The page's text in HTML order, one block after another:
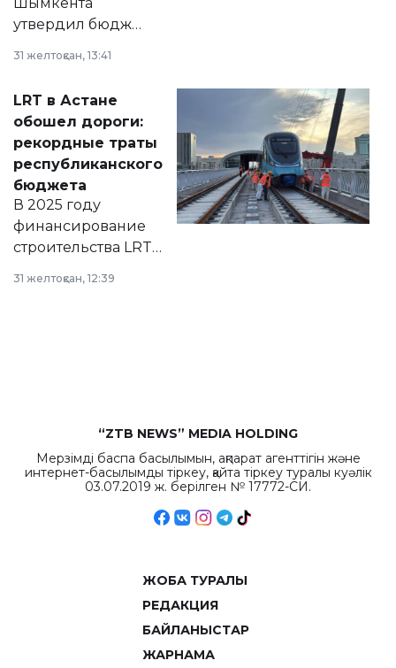
утвердил бюджет
2028 годы.
документ
появился в базе
нормативных
правовых актов и
на сайте маслихат
города.
31 желтоқсан, 13:41
LRT в Астане
обошел дороги:
рекордные траты
республиканского
бюджета
В 2025 году
финансирование
строительства LRT
республиканского
31 желтоқсан, 12:39
“ZTB NEWS” MEDIA HOLDING
Мерзімді баспа басылымын, ақпарат агенттігін және
интернет-басылымды тіркеу, қайта тіркеу туралы куәлік
03.07.2019 ж. берілген № 17772-СИ.
ЖОБА ТУРАЛЫ
РЕДАКЦИЯ
БАЙЛАНЫСТАР
ЖАРНАМА